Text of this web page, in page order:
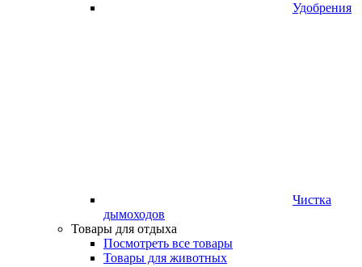
Удобрения
Чистка
дымоходов
Товары для отдыха
Посмотреть все товары
Товары для животных